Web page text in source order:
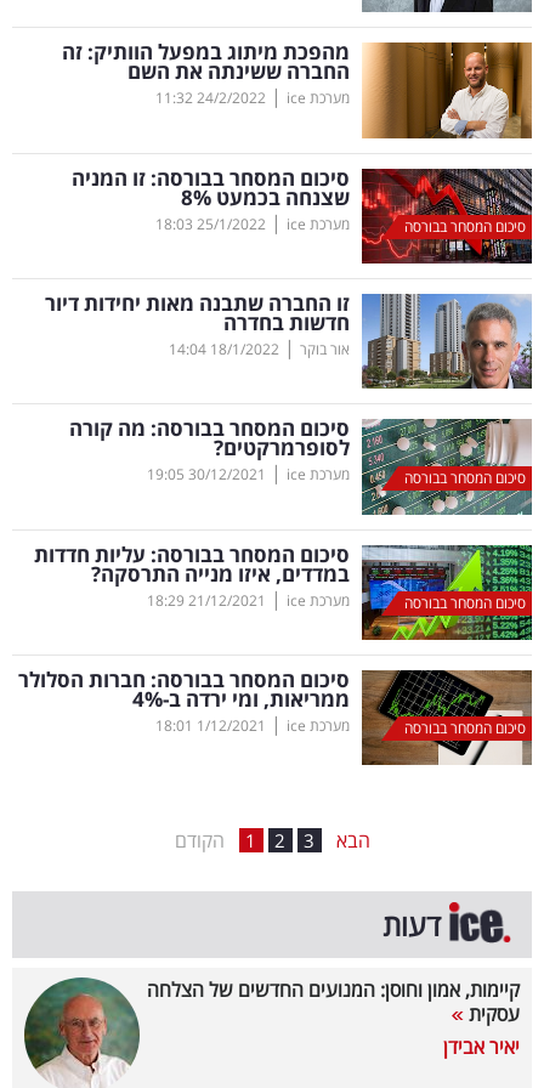
קריפטו
ויראלי
טלוויזיה
עסקי
ספורט
קריירה
ולימודים
מינויים
רייטינג
רכב
בריאות
תרבות
ופנאי
תיירות
המילון
הכלכלי
פודקאסט
40
מהפכת מיתוג במפעל הוותיק: זה
החברה ששינתה את השם
מערכת ice |
24/2/2022
11:32
סיכום המסחר בבורסה
סיכום המסחר בבורסה: זו המניה
שצנחה בכמעט 8 %
מערכת ice |
25/1/2022
18:03
זו החברה שתבנה מאות יחידות דיור
חדשות בחדרה
אור בוקר |
18/1/2022
14:04
סיכום המסחר בבורסה
סיכום המסחר בבורסה: מה קורה
לסופרמרקטים?
מערכת ice |
30/12/2021
19:05
סיכום המסחר בבורסה
סיכום המסחר בבורסה: עליות חדדות
במדדים, איזו מנייה התרסקה?
מערכת ice |
21/12/2021
18:29
סיכום המסחר בבורסה
סיכום המסחר בבורסה: חברות הסלולר
ממריאות, ומי ירדה ב-4%
מערכת ice |
1/12/2021
18:01
הקודם 1 2 3 הבא
דעות
קיימות, אמון וחוסן: המנועים החדשים של הצלחה
עסקית
יאיר אבידן